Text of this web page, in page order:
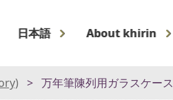
日本語 About khirin
万年筆陳列用ガラスケース